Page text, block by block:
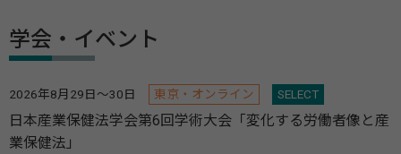
学会・イベント
2026年8月29日～30日 東京・オンライン SELECT
日本産業保健法学会第6回学術大会「変化する労働者像と産
業保健法」